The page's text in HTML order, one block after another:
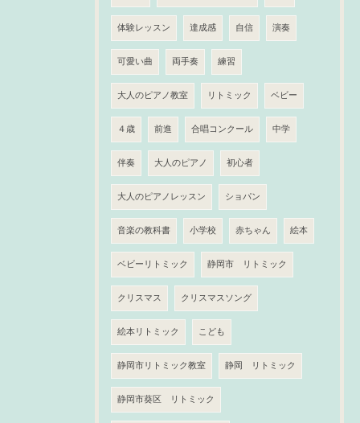
体験レッスン 達成感 自信 演奏
可愛い曲 両手奏 練習
大人のピアノ教室 リトミック ベビー
４歳 前進 合唱コンクール 中学
伴奏 大人のピアノ 初心者
大人のピアノレッスン ショパン
音楽の教科書 小学校 赤ちゃん 絵本
ベビーリトミック 静岡市 リトミック
クリスマス クリスマスソング
絵本リトミック こども
静岡市リトミック教室 静岡 リトミック
静岡市葵区 リトミック